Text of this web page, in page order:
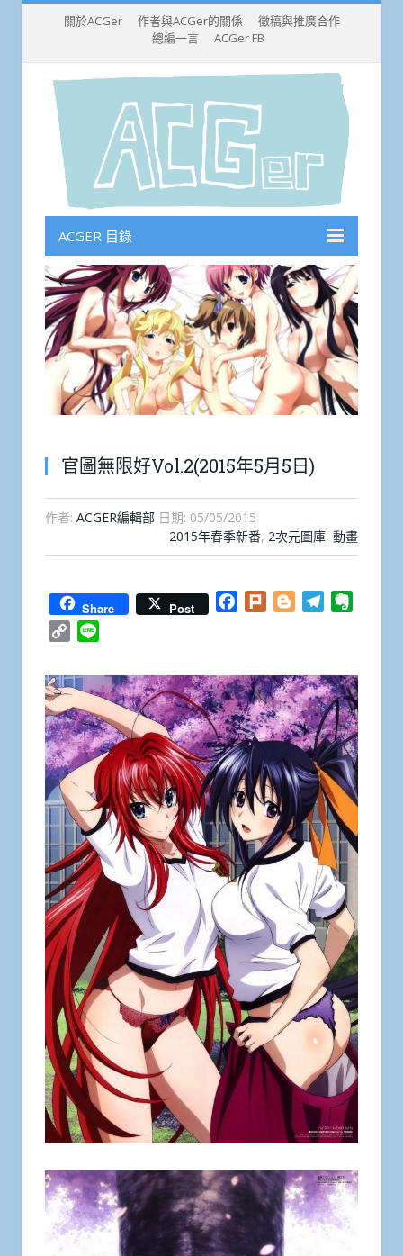
關於ACGer 作者與ACGer的關係
徵稿與推廣合作
總編一言
ACGer FB
ACGER 目錄
官圖無限好Vol.2(2015年5月5日)
作者: ACGER編輯部 日期: 05/05/2015
2015年春季新番, 2次元圖庫, 動畫
Share Post Facebook
Plurk BloggerTelegram
Copy